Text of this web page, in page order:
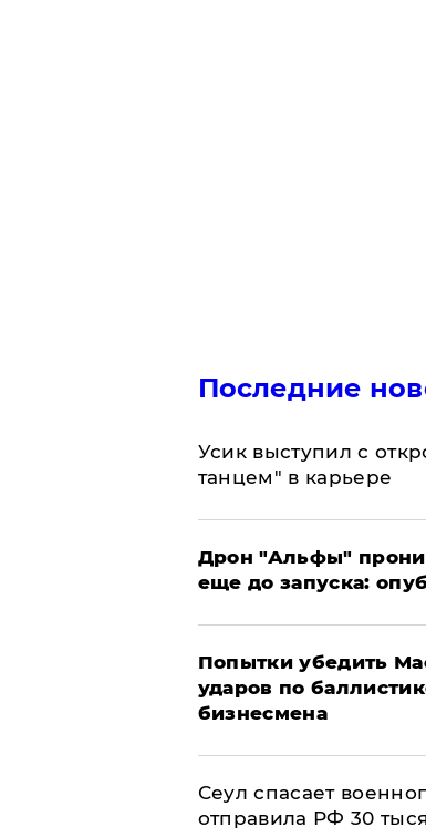
Последние
Усик выступил с
танцем" в карьере
Дрон "Альфы"
еще до запуска:
Попытки убедить
ударов по
бизнесмена
​Сеул спасает
отправила РФ 30